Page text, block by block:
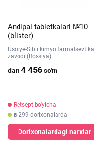
Andipal tabletkalari №10
(blister)
Usolye-Sibir kimyo farmatsevtika
zavodi (Rossiya)
dan4 456so'm
Retsept bo'yicha
в 299 dorixonalarda
Dorixonalardagi narxlar